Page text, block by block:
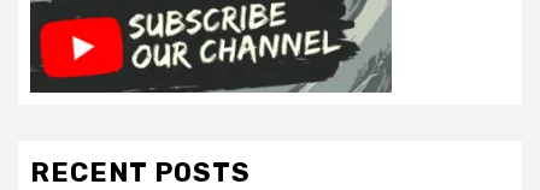
RECENT POSTS